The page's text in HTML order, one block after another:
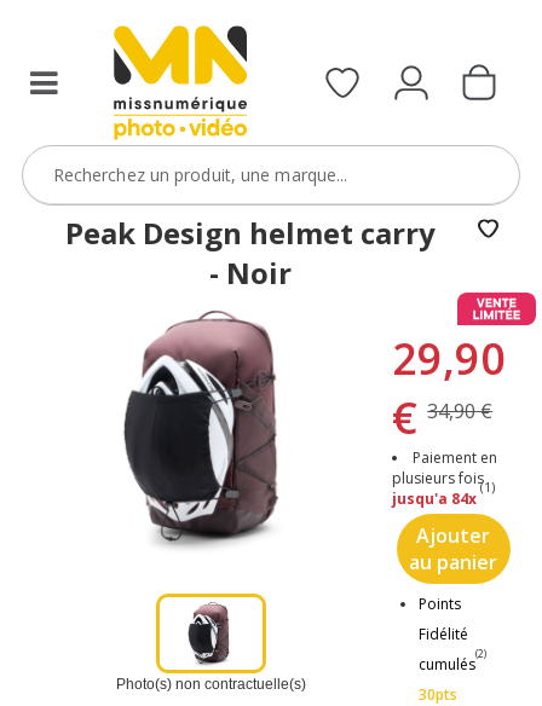
Peak Design helmet carry
- Noir
Photo(s) non contractuelle(s)
29,90
€ 34,90 €
Paiement en
plusieurs fois
jusqu'a 84x
(1)
Ajouter
au panier
Points
Fidélité
cumulés
(2)
30pts